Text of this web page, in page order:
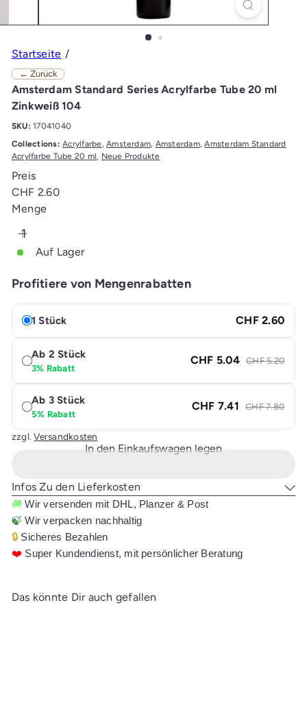
Startseite
← Zurück
Amsterdam Standard Series Acrylfarbe Tube 20 ml
Zinkweiß 104
SKU: 17041040
Collections: Acrylfarbe,Amsterdam, Amsterdam,Amsterdam Standard
Acrylfarbe Tube 20 ml, Neue Produkte
Preis
Normaler
Preis
CHF 2.60
Menge
Auf Lager
Profitiere von Mengenrabatten
1 Stück CHF 2.60
Ab 2 Stück
3% Rabatt
CHF 5.04 CHF 5.20
Ab 3 Stück
5% Rabatt
CHF 7.41 CHF 7.80
zzgl.Versandkosten
In den Einkaufswagen legen
Infos Zu den Lieferkosten
🚚 Wir versenden mit DHL, Planzer & Post
🍃 Wir verpacken nachhaltig
🔒 Sicheres Bezahlen
❤️ Super Kundendienst, mit persönlicher Beratung
Das könnte Dir auch gefallen